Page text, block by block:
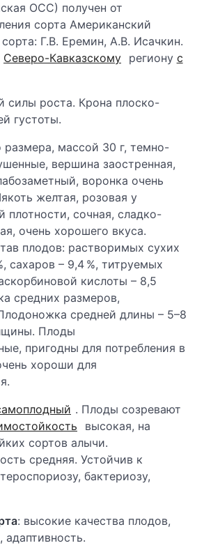
ОСС) получен от
сорта Американский
Г.В. Еремин, А.В. Исачкин.
Северо-Кавказскому региону с
силы роста. Крона плоско-
густоты.
размера, массой 30 г, темно-
вершина заостренная,
воронка очень
желтая, розовая у
плотности, сочная, сладко-
очень хорошего вкуса.
плодов: растворимых сухих
сахаров – 9,4 %, титруемых
кислоты – 8,5
средних размеров,
средней длины – 5–8
Плоды
пригодны для потребления в
хороши для
. Плоды созревают
высокая, на
сортов алычи.
средняя. Устойчив к
бактериозу,
: высокие качества плодов,
адаптивность.